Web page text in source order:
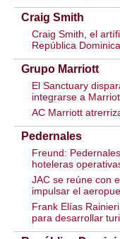
Craig Smith
Craig Smith, el
República
Grupo Marriott
El Sanctuary
integrarse a
AC Marriott
Pedernales
Freund:
hoteleras
JAC se reúne con
impulsar el
Frank Elías
para desarrollar